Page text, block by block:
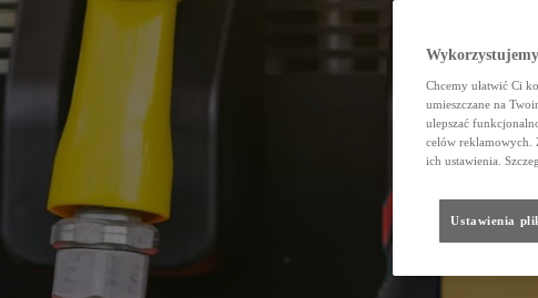
Chcemy ułatwić Ci
umieszczane na
ulepszać
celów reklamowych.
ich ustawienia.
Ustawienia